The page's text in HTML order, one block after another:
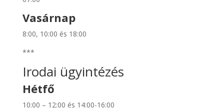
Vasárnap
8:00, 10:00 és 18:00
***
Irodai ügyintézés
Hétfő
10:00 – 12:00 és 14:00-16:00